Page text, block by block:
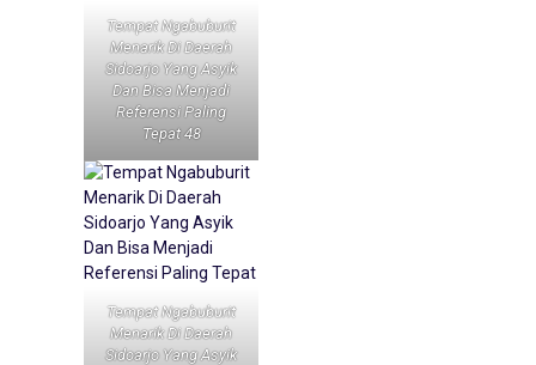
Tempat Ngabuburit
Menarik Di Daerah
Sidoarjo Yang Asyik
Dan Bisa Menjadi
Referensi Paling
Tepat 48
Tempat Ngabuburit
Menarik Di Daerah
Sidoarjo Yang Asyik